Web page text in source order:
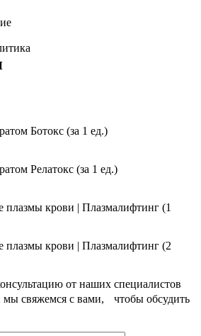
Ботокс (за 1 ед.)
Релатокс (за 1 ед.)
плазмы крови | Плазмалифтинг (1
плазмы крови | Плазмалифтинг (2
от наших специалистов
мы свяжемся с вами, чтобы обсудить